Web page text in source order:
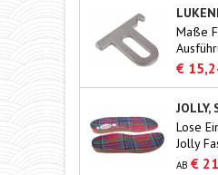
Maße
€
Lose
Jolly
AB€